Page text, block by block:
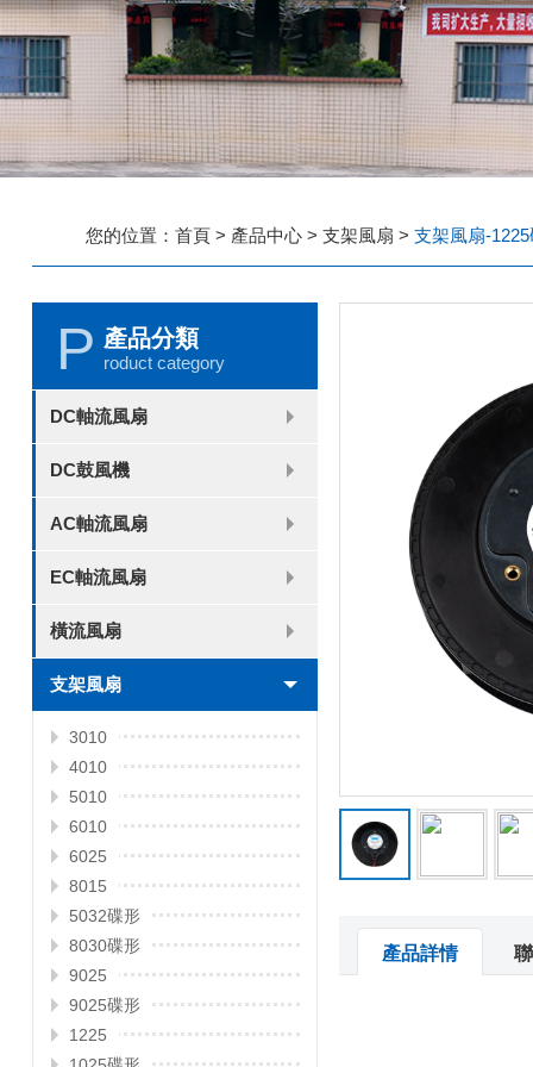
您的位置： 首頁> 產品中心> 支架風扇 > 支架風扇-
P 產品分類
roduct category
DC軸流風扇
2006
2010
2507
2510
3006
3007
3010
3510
4007
4010-B
4015
4020
4028
4510
5010
5015
5020
5025
6010
6015
6020
6025
6038
7010
7015
7025
8010
8015
8025-A
8025-B
8038
9025-B
8020
9238
1225-A
1225-B
1232
1238-A
1238-B
1425
1751
20060
DC鼓風機
2006
3507
4008
DFM4010B
4020
4506-A
4506-B
5008
5010
5015-A
5015-B
5016
5020-A
5020-B
5025-A
5025-B
6006
6008
6015-A
6015-B
6020
6025
6028-A
6028-B
7515
7525
7530-A
7530-B
8030-A
8030-B
9330-A
9330-C
9733
10033
1232
AC軸流風扇
8025
8038
9225
9238
1225
1238
1738
1751
2260
EC軸流風扇
6025
8025
8038
9225
9238
1238
橫流風扇
DC 030
支架風扇
3010
4010
5010
6010
6025
8015
5032碟形
8030碟形
9025
9025碟形
1225
產品詳情